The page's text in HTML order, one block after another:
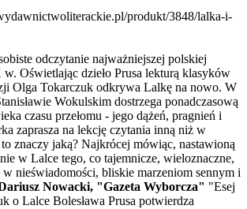
produkt/3848/lalka-i-
odczytanie najważniejszej polskiej
Oświetlając dzieło Prusa lekturą klasyków
Olga Tokarczuk odkrywa Lalkę na nowo. W
Wokulskim dostrzega ponadczasową
czasu przełomu - jego dążeń, pragnień i
zaprasza na lekcję czytania inną niż w
znaczy jaką? Najkrócej mówiąc, nastawioną
w Lalce tego, co tajemnicze, wieloznaczne,
nieświadomości, bliskie marzeniom sennym i
Nowacki, "Gazeta Wyborcza" "Esej
o Lalce Bolesława Prusa potwierdza